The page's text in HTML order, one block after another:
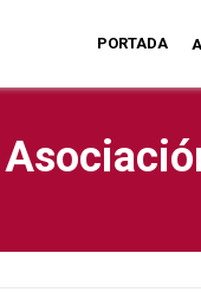
PORTADA